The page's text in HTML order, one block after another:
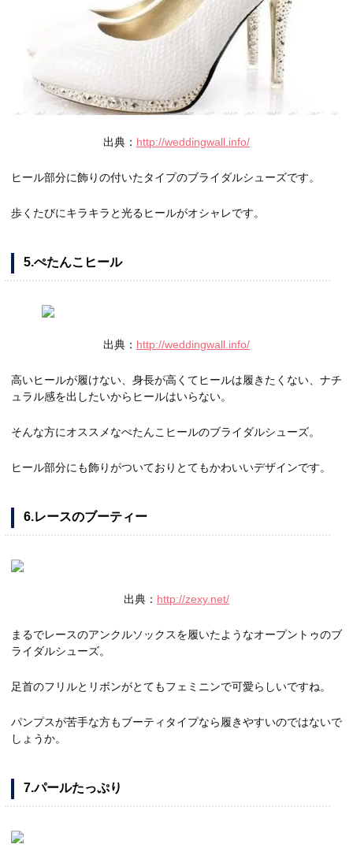
出典： http://weddingwall.info/
ヒール部分に飾りの付いたタイプのブライダルシューズです。
歩くたびにキラキラと光るヒールがオシャレです。
5.ぺたんこヒール
出典： http://weddingwall.info/
高いヒールが履けない、身長が高くてヒールは履きたくない、ナチ
ュラル感を出したいからヒールはいらない。
そんな方にオススメなぺたんこヒールのブライダルシューズ。
ヒール部分にも飾りがついておりとてもかわいいデザインです。
6.レースのブーティー
出典： http://zexy.net/
まるでレースのアンクルソックスを履いたようなオープントゥのブ
ライダルシューズ。
足首のフリルとリボンがとてもフェミニンで可愛らしいですね。
パンプスが苦手な方もブーティタイプなら履きやすいのではないで
しょうか。
7.パールたっぷり